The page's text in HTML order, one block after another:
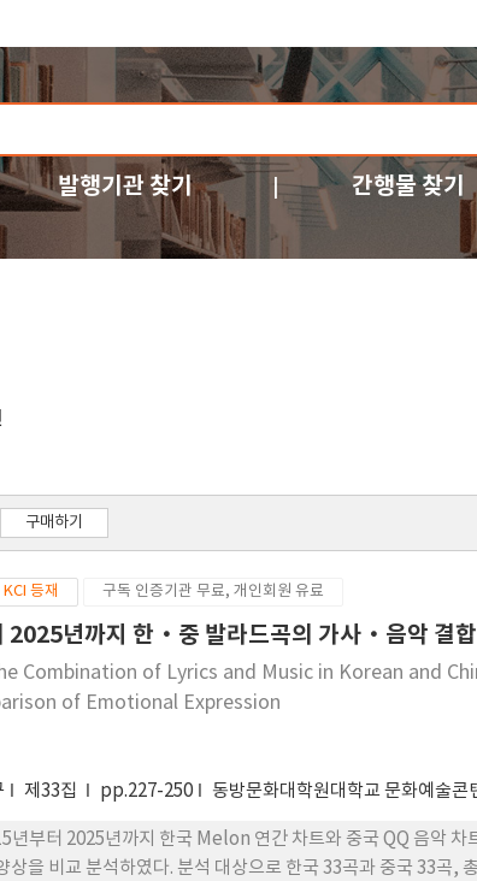
발행기관 찾기 간행물 찾기
구매하기
KCI 등재 구독 인증기관 무료, 개인회원 유료
2025년까지 한·중 발라드곡의 가사·음악 결합
Combination of Lyrics and Music in Korean and
of Emotional Expression
제33집 pp.227-250 동방문화대학원대학교 문화예술콘
년부터 2025년까지 한국 Melon 연간 차트와 중국 QQ 음악
상을 비교 분석하였다. 분석 대상으로 한국 33곡과 중국 33곡,